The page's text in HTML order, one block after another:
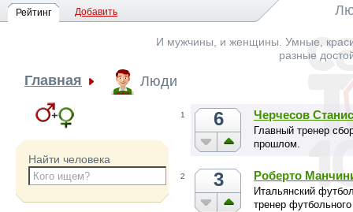
Рейтинг Добавить
И мужчины, и женщины. Умные,
разные
Главная Люди
Найти человека
1 6 Черчесов
Главный тренер
прошлом.
2 3 Роберто
Итальянский
тренер